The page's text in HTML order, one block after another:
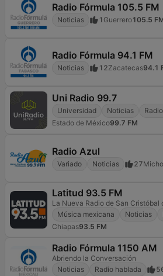
Radio Fórmula 105.5 FM
Noticias 1 Guerrero105.5
Radio Fórmula 94.1 FM
Noticias 12Zacatecas94.1
Uni Radio 99.7
Universidad Noticias
Estado de México99.7 FM
Radio Azul
Variado Noticias 27
Latitud 93.5 FM
La Nueva Radio de San Cristóbal
Música mexicana
Noticias
Chiapas93.5 FM
Radio Fórmula 1150 AM
Abriendo la Conversación
Noticias
Radio hablada